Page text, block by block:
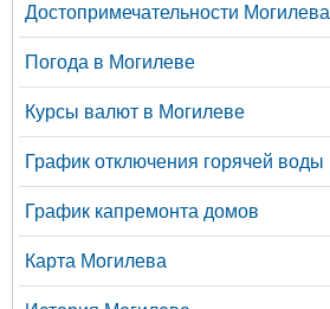
Достопримечательности Могилева
Погода в Могилеве
Курсы валют в Могилеве
График отключения горячей воды
График капремонта домов
Карта Могилева